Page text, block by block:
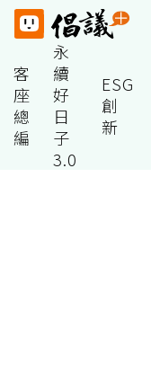
客
座
總
編
永
續
好
日
子
3.0
ESG
創
新